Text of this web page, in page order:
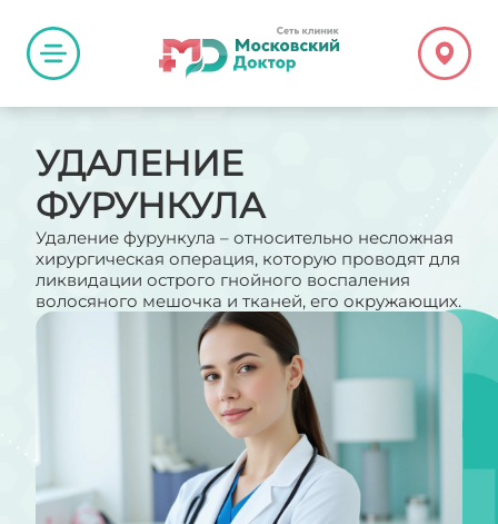
УДАЛЕНИЕ
ФУРУНКУЛА
Удаление фурункула – относительно несложная
хирургическая операция, которую проводят для
ликвидации острого гнойного воспаления
волосяного мешочка и тканей, его окружающих.